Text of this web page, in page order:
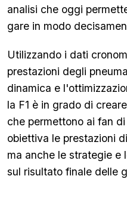
analisi che oggi
gare in modo
Utilizzando i dati
prestazioni degli
dinamica e
la F1 è in grado di
che permettono ai fan
obiettiva le prestazioni
ma anche le strategie e
sul risultato finale delle